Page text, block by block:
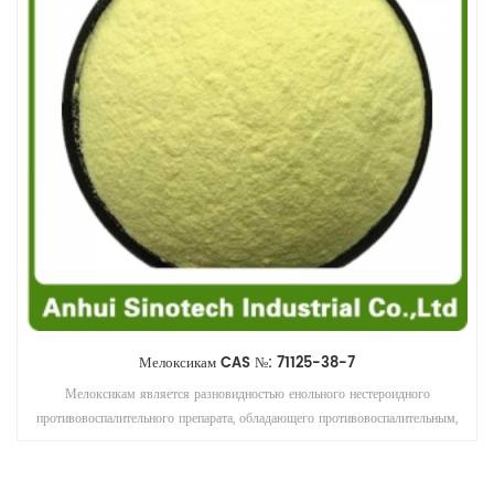
Мелоксикам CAS №: 71125-38-7
Мелоксикам является разновидностью енольного нестероидного
противовоспалительного препарата, обладающего противовоспалительным,